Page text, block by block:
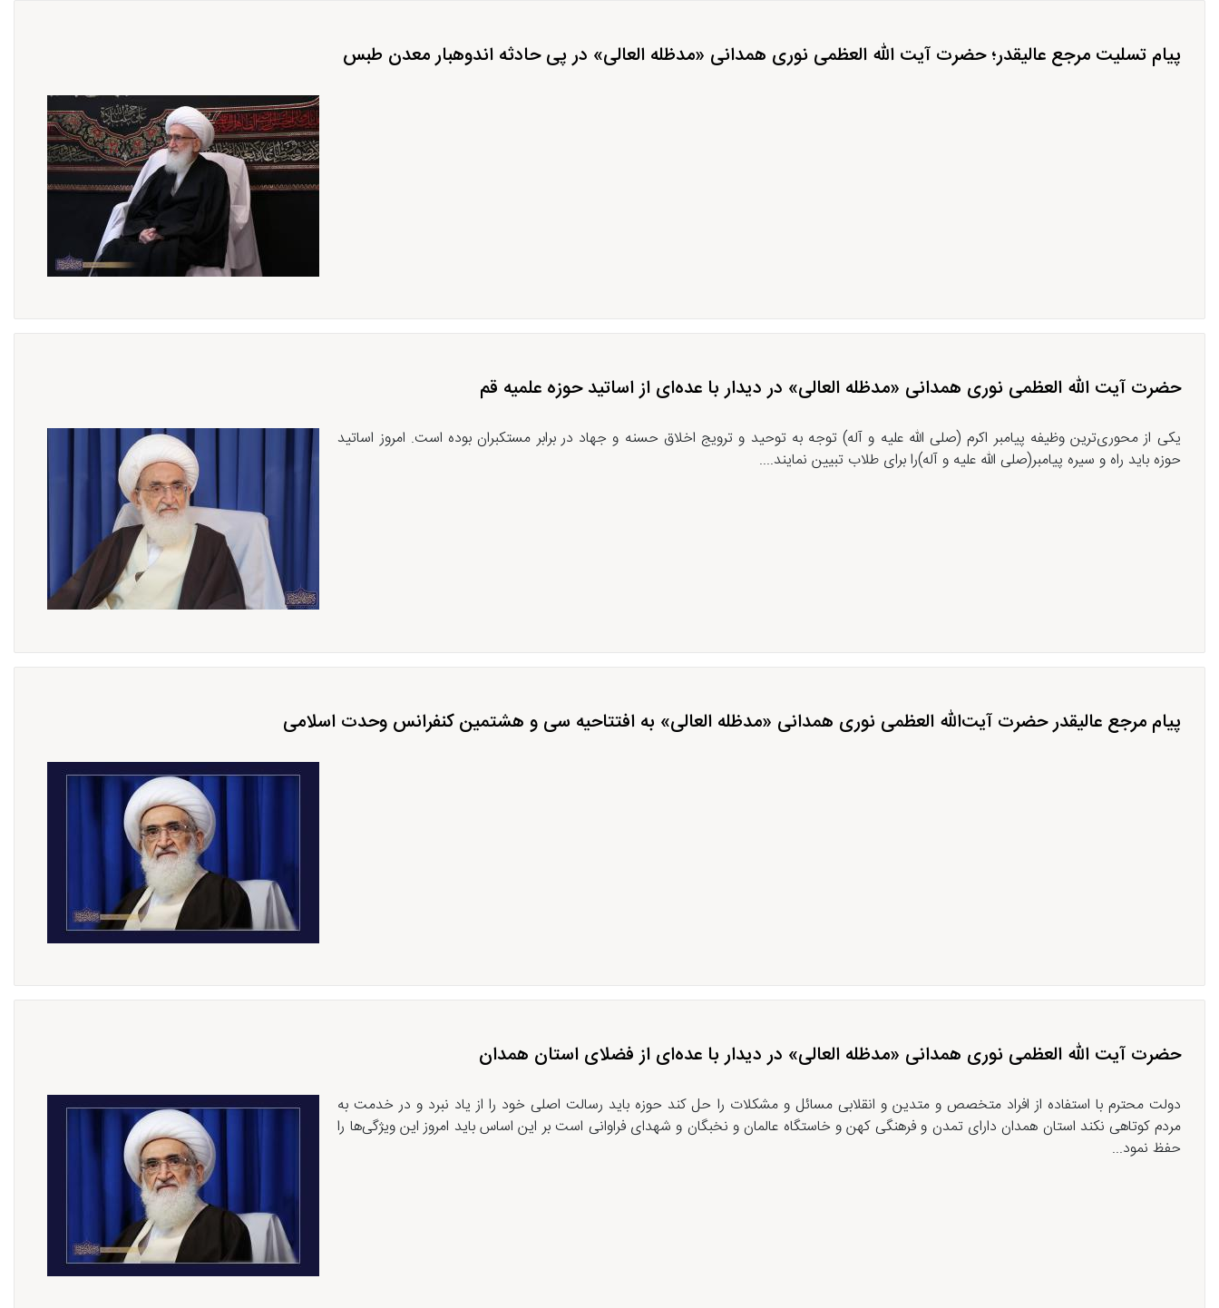
پیام تسلیت مرجع عالیقدر؛ حضرت آیت الله العظمی نوری همدانی «مدظله العالی» در پی حادثه اندوهبار معدن طبس
حضرت آیت الله العظمی نوری همدانی «مدظله العالی» در دیدار با عده‌ای از اساتید حوزه علمیه قم
یکی از محوری‌ترین وظیفه پیامبر اکرم (صلی الله علیه و آله) توجه به توحید و ترویج اخلاق حسنه و جهاد در برابر مستکبران بوده است. امروز اساتید
حوزه باید راه و سیره پیامبر(صلی الله علیه و آله)را برای طلاب تبیین نمایند....
پیام مرجع عالیقدر حضرت آیت‌اللّه العظمی نوری همدانی «مدظله العالی» به افتتاحیه سی و هشتمین کنفرانس وحدت اسلامی
حضرت آیت الله العظمی نوری همدانی «مدظله العالی» در دیدار با عده‌ای از فضلای استان همدان
دولت محترم با استفاده از افراد متخصص و متدین و انقلابی مسائل و مشکلات را حل کند حوزه باید رسالت اصلی خود را از یاد نبرد و در خدمت به
مردم کوتاهی نکند استان همدان دارای تمدن و فرهنگی کهن و خاستگاه عالمان و نخبگان و شهدای فراوانی است بر این اساس باید امروز این ویژگی‌ها را
حفظ نمود...